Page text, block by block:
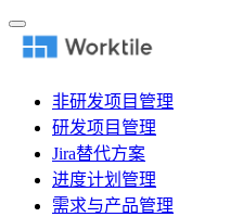
非研发项目管理
研发项目管理
Jira替代方案
进度计划管理
需求与产品管理